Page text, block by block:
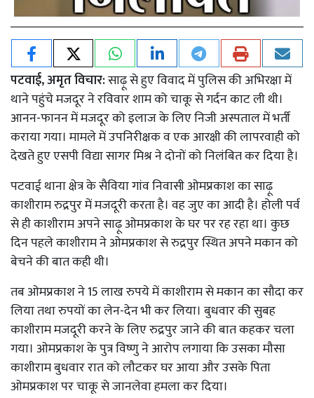
पटवाई, अमृत विचार:साढ़ू से हुए विवाद में पुलिस की अभिरक्षा में
थाने पहुंचे मजदूर ने रविवार शाम को चाकू से गर्दन काट ली थी।
आनन-फानन में मजदूर को इलाज के लिए निजी अस्पताल में भर्ती
कराया गया। मामले में उपनिरीक्षक व एक आरक्षी की लापरवाही को
देखते हुए एसपी विद्या सागर मिश्र ने दोनों को निलंबित कर दिया है।
पटवाई थाना क्षेत्र के सैविया गांव निवासी ओमप्रकाश का साढ़ू
काशीराम रुद्रपुर में मजदूरी करता है। वह जुए का आदी है। होली पर्व
से ही काशीराम अपने साढ़ू ओमप्रकाश के घर पर रह रहा था। कुछ
दिन पहले काशीराम ने ओमप्रकाश से रुद्रपुर स्थित अपने मकान को
बेचने की बात कही थी।
तब ओमप्रकाश ने 15 लाख रुपये में काशीराम से मकान का सौदा कर
लिया तथा रुपयों का लेन-देन भी कर लिया। बुधवार की सुबह
काशीराम मजदूरी करने के लिए रुद्रपुर जाने की बात कहकर चला
गया। ओमप्रकाश के पुत्र विष्णु ने आरोप लगाया कि उसका मौसा
काशीराम बुधवार रात को लौटकर घर आया और उसके पिता
ओमप्रकाश पर चाकू से जानलेवा हमला कर दिया।